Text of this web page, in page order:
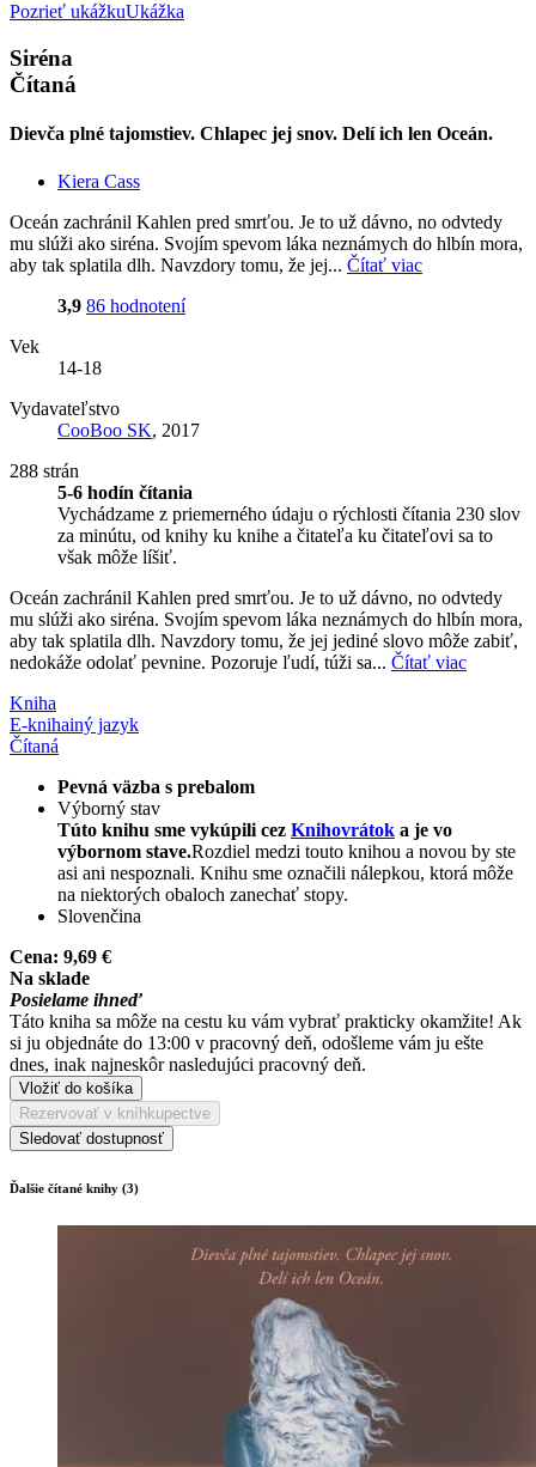
Pozrieť ukážkuUkážka
Siréna
Čítaná
Dievča plné tajomstiev. Chlapec jej snov. Delí ich len Oceán.
Kiera Cass
Oceán zachránil Kahlen pred smrťou. Je to už dávno, no odvtedy
mu slúži ako siréna. Svojím spevom láka neznámych do hlbín mora,
aby tak splatila dlh. Navzdory tomu, že jej... Čítať viac
3,9 86 hodnotení
Vek
14-18
Vydavateľstvo
CooBoo SK, 2017
288 strán
5-6 hodín čítania
Vychádzame z priemerného údaju o rýchlosti čítania 230 slov
za minútu, od knihy ku knihe a čitateľa ku čitateľovi sa to
však môže líšiť.
Oceán zachránil Kahlen pred smrťou. Je to už dávno, no odvtedy
mu slúži ako siréna. Svojím spevom láka neznámych do hlbín mora,
aby tak splatila dlh. Navzdory tomu, že jej jediné slovo môže zabiť,
nedokáže odolať pevnine. Pozoruje ľudí, túži sa... Čítať viac
Kniha
E-knihainý jazyk
Čítaná
Pevná väzba s prebalom
Výborný stav
Túto knihu sme vykúpili cez Knihovrátok a je vo
výbornom stave.Rozdiel medzi touto knihou a novou by ste
asi ani nespoznali. Knihu sme označili nálepkou, ktorá môže
na niektorých obaloch zanechať stopy.
Slovenčina
Cena: 9,69 €
Na sklade
Posielame ihneď
Táto kniha sa môže na cestu ku vám vybrať prakticky okamžite! Ak
si ju objednáte do 13:00 v pracovný deň, odošleme vám ju ešte
dnes, inak najneskôr nasledujúci pracovný deň.
Vložiť do košíka
Rezervovať v kníhkupectve
Sledovať dostupnosť
Ďalšie čítané knihy (3)